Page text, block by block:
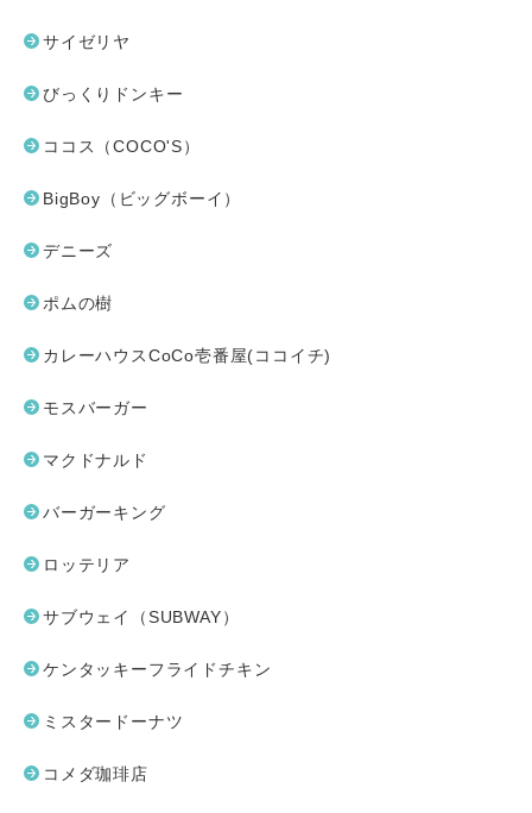
サイゼリヤ
びっくりドンキー
ココス（COCO'S）
BigBoy（ビッグボーイ）
デニーズ
ポムの樹
カレーハウスCoCo壱番屋(ココイチ)
モスバーガー
マクドナルド
バーガーキング
ロッテリア
サブウェイ（SUBWAY）
ケンタッキーフライドチキン
ミスタードーナツ
コメダ珈琲店